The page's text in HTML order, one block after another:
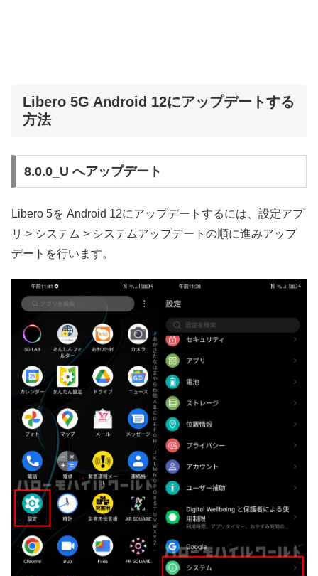
Libero 5G Android 12にアップデートする
方法
8.0.0_U へアップデート
Libero 5を Android 12にアップデートするには、設定アプ
リ > システム > システムアップデートの順に進みアップ
デートを行います。